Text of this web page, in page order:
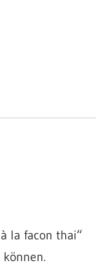
la facon thai“